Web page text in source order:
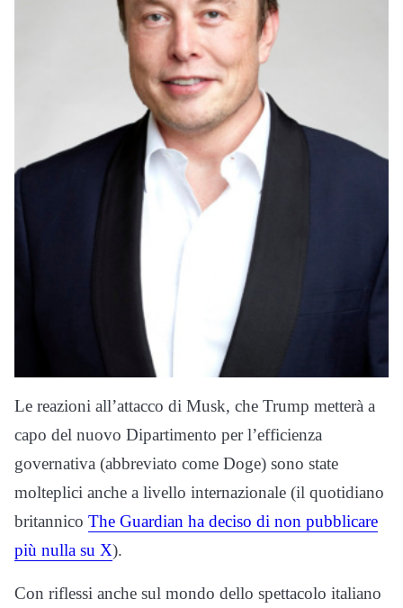
Le reazioni all’attacco di Musk, che Trump metterà a
capo del nuovo Dipartimento per l’efficienza
governativa (abbreviato come Doge) sono state
molteplici anche a livello internazionale (il quotidiano
britannico The Guardian ha deciso di non pubblicare
più nulla su X).
Con riflessi anche sul mondo dello spettacolo italiano